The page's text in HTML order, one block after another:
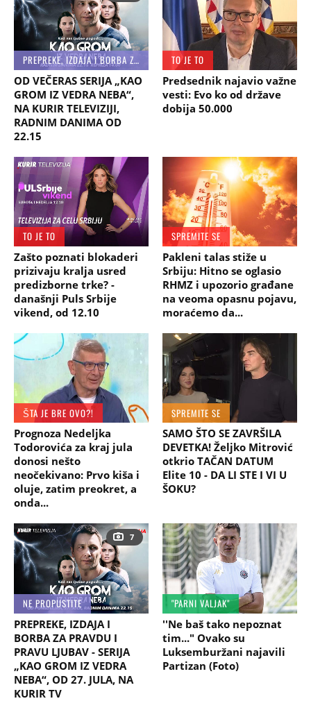
PREPREKE, IZDAJA I BORBA ZA PRAVDU I PRAVU LJUBAV
OD VEČERAS SERIJA „KAO
GROM IZ VEDRA NEBA“,
NA KURIR TELEVIZIJI,
RADNIM DANIMA OD
22.15
TO JE TO
Predsednik najavio važne
vesti: Evo ko od države
dobija 50.000
TO JE TO
Zašto poznati blokaderi
prizivaju kralja usred
predizborne trke? -
današnji Puls Srbije
vikend, od 12.10
SPREMITE SE
Pakleni talas stiže u
Srbiju: Hitno se oglasio
RHMZ i upozorio građane
na veoma opasnu pojavu,
moraćemo da...
ŠTA JE BRE OVO?!
Prognoza Nedeljka
Todorovića za kraj jula
donosi nešto
neočekivano: Prvo kiša i
oluje, zatim preokret, a
onda...
SPREMITE SE
SAMO ŠTO SE ZAVRŠILA
DEVETKA! Željko Mitrović
otkrio TAČAN DATUM
Elite 10 - DA LI STE I VI U
ŠOKU?
7
NE PROPUSTITE
PREPREKE, IZDAJA I
BORBA ZA PRAVDU I
PRAVU LJUBAV - SERIJA
„KAO GROM IZ VEDRA
NEBA“, OD 27. JULA, NA
KURIR TV
"PARNI VALJAK"
''Ne baš tako nepoznat
tim..." Ovako su
Luksemburžani najavili
Partizan (Foto)